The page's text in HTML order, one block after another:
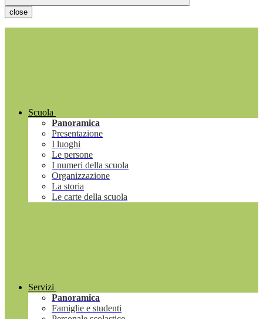
close
Scuola
Panoramica
Presentazione
I luoghi
Le persone
I numeri della scuola
Organizzazione
La storia
Le carte della scuola
Servizi
Panoramica
Famiglie e studenti